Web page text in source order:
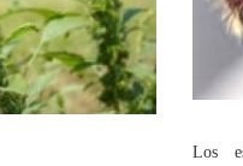
Los